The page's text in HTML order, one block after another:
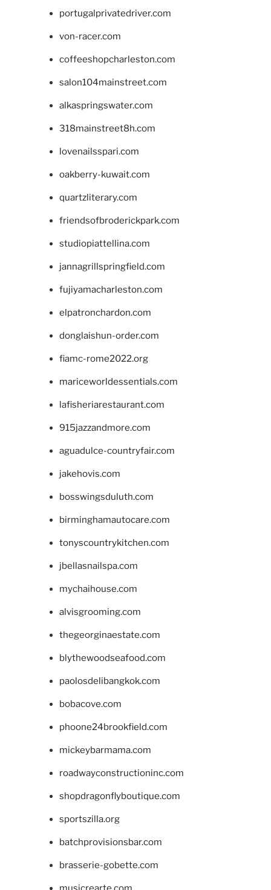
portugalprivatedriver.com
von-racer.com
coffeeshopcharleston.com
salon104mainstreet.com
alkaspringswater.com
318mainstreet8h.com
lovenailsspari.com
oakberry-kuwait.com
quartzliterary.com
friendsofbroderickpark.com
studiopiattellina.com
jannagrillspringfield.com
fujiyamacharleston.com
elpatronchardon.com
donglaishun-order.com
fiamc-rome2022.org
mariceworldessentials.com
lafisheriarestaurant.com
915jazzandmore.com
aguadulce-countryfair.com
jakehovis.com
bosswingsduluth.com
birminghamautocare.com
tonyscountrykitchen.com
jbellasnailspa.com
mychaihouse.com
alvisgrooming.com
thegeorginaestate.com
blythewoodseafood.com
paolosdelibangkok.com
bobacove.com
phoone24brookfield.com
mickeybarmama.com
roadwayconstructioninc.com
shopdragonflyboutique.com
sportszilla.org
batchprovisionsbar.com
brasserie-gobette.com